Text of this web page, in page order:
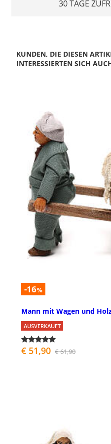
30 TAGE
KUNDEN, DIE DIESEN
INTERESSIERTEN SICH
-16%
Mann mit Wagen und
AUSVERKAUFT
€ 51,90 € 61,90